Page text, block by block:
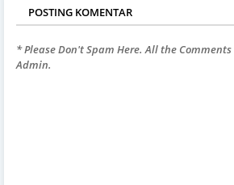
POSTING KOMENTAR
* Please Don't Spam Here. All the
Admin.